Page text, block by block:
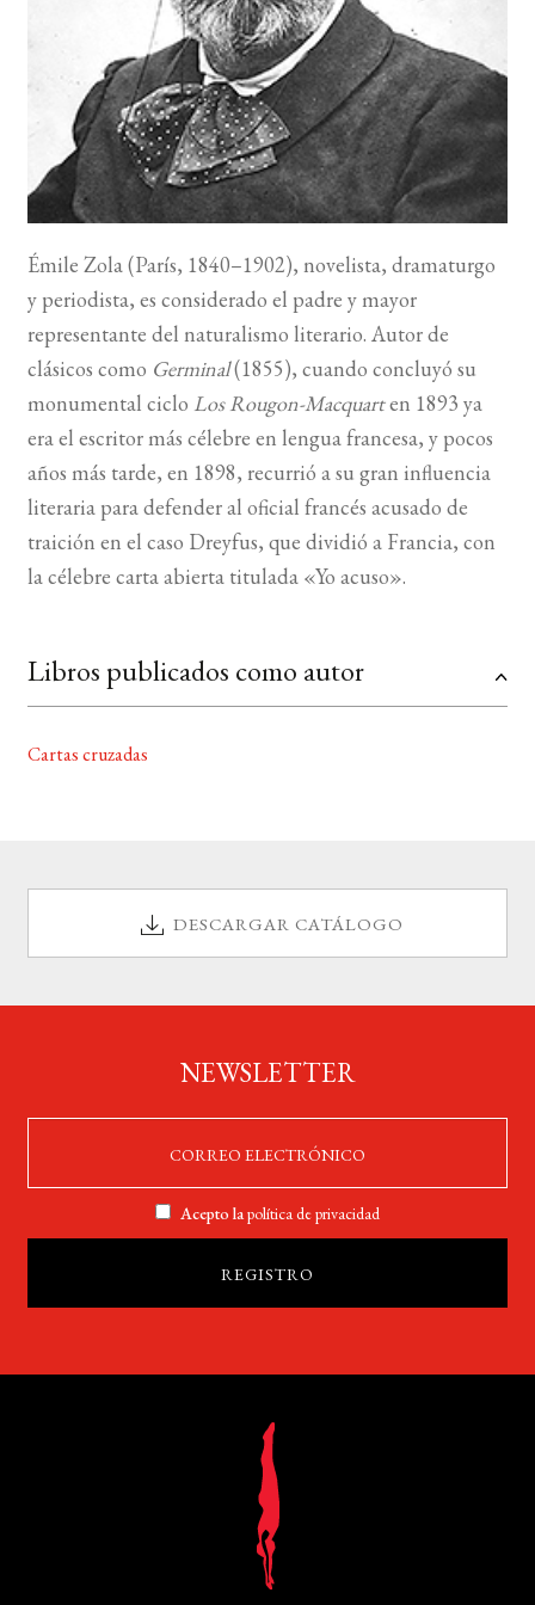
BUSCAR
LISTA DE LIBROS
Émile Zola(París, 1840–1902), novelista, dramaturgo
y periodista, es considerado el padre y mayor
representante del naturalismo literario. Autor de
clásicos como Germinal(1855), cuando concluyó su
monumental ciclo Los Rougon-Macquarten 1893 ya
era el escritor más célebre en lengua francesa, y pocos
años más tarde, en 1898, recurrió a su gran influencia
literaria para defender al oficial francés acusado de
traición en el caso Dreyfus, que dividió a Francia, con
la célebre carta abierta titulada «Yo acuso».
Libros publicados como autor
Cartas cruzadas
DESCARGAR CATÁLOGO
NEWSLETTER
Acepto lapolítica de privacidad